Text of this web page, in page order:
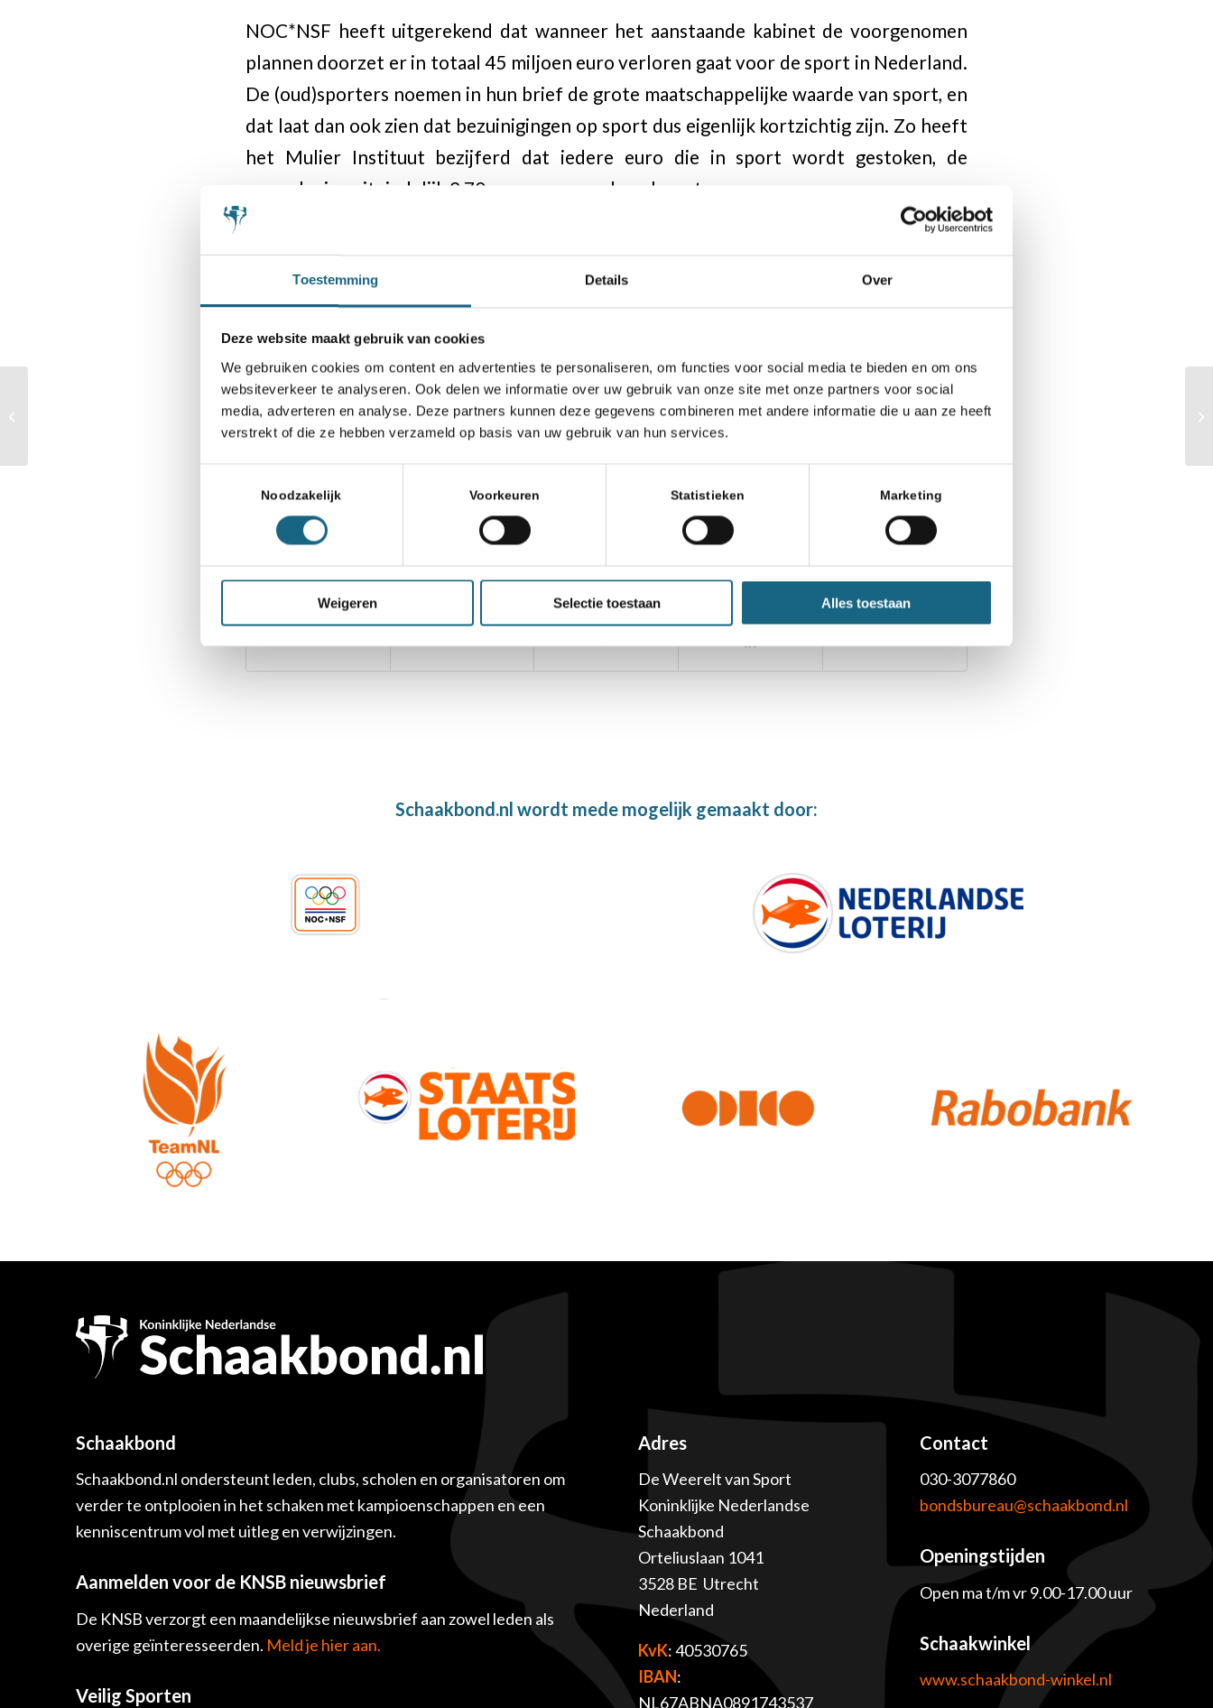
Toestemming Details Over
Deze website maakt gebruik van cookies
We gebruiken cookies om content en advertenties te personaliseren, om functies voor social media te bieden en om ons
websiteverkeer te analyseren. Ook delen we informatie over uw gebruik van onze site met onze partners voor social
media, adverteren en analyse. Deze partners kunnen deze gegevens combineren met andere informatie die u aan ze heeft
verstrekt of die ze hebben verzameld op basis van uw gebruik van hun services.
Noodzakelijk Voorkeuren Statistieken Marketing
Weigeren Selectie toestaan Alles toestaan
NOC*NSF heeft uitgerekend dat wanneer het aanstaande kabinet de voorgenomen
plannen doorzet er in totaal 45 miljoen euro verloren gaat voor de sport in Nederland.
De (oud)sporters noemen in hun brief de grote maatschappelijke waarde van sport, en
dat laat dan ook zien dat bezuinigingen op sport dus eigenlijk kortzichtig zijn. Zo heeft
het Mulier Instituut bezijferd dat iedere euro die in sport wordt gestoken, de
samenleving uiteindelijk 2,70 euro aan waarde oplevert.
Artikel en open brief AD
Artikel NOS
Website NOC*NSF
Categorie
Beleid,Bondsnieuws
Deel dit stuk
Schaakbond.nl wordt mede mogelijk gemaakt door:
Schaakbond
Schaakbond.nl ondersteunt leden, clubs, scholen en organisatoren om
verder te ontplooien in het schaken met kampioenschappen en een
kenniscentrum vol met uitleg en verwijzingen.
Aanmelden voor de KNSB nieuwsbrief
De KNSB verzorgt een maandelijkse nieuwsbrief aan zowel leden als
overige geïnteresseerden. Meld je hier aan.
Veilig Sporten
Adres
De Weerelt van Sport
Koninklijke Nederlandse
Schaakbond
Orteliuslaan 1041
3528 BE Utrecht
Nederland
KvK: 40530765
IBAN:
NL67ABNA0891743537
Contact
030-3077860
bondsbureau@schaakbond.nl
Openingstijden
Open ma t/m vr 9.00-17.00 uur
Schaakwinkel
www.schaakbond-winkel.nl